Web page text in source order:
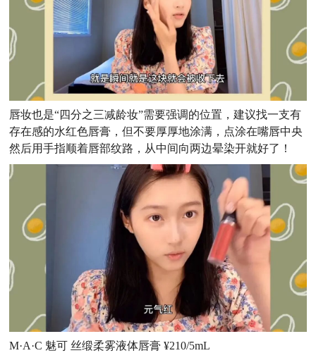
唇妆也是“四分之三减龄妆”需要强调的位置，建议找一支有
存在感的水红色唇膏，但不要厚厚地涂满，点涂在嘴唇中央
然后用手指顺着唇部纹路，从中间向两边晕染开就好了！
M·A·C 魅可 丝缎柔雾液体唇膏 ¥210/5mL